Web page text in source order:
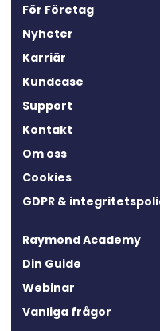
För Företag
Nyheter
Karriär
Kundcase
Support
Kontakt
Om oss
Cookies
GDPR &
Raymond Academy
Din Guide
Webinar
Vanliga frågor